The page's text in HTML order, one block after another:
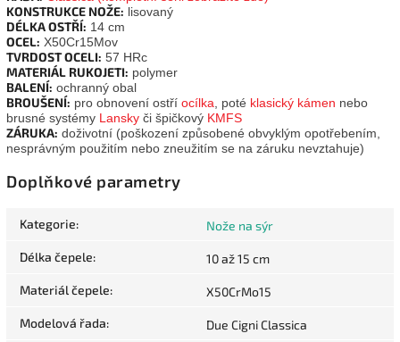
KONSTRUKCE NOŽE: lisovaný
DÉLKA OSTŘÍ: 14 cm
OCEL: X50Cr15Mov
TVRDOST OCELI: 57 HRc
MATERIÁL RUKOJETI: polymer
BALENÍ: ochranný obal
BROUŠENÍ: pro obnovení ostří ocílka , poté klasický kámen nebo
brusné systémy Lansky či špičkový KMFS
ZÁRUKA: doživotní (poškození způsobené obvyklým opotřebením,
nesprávným použitím nebo zneužitím se na záruku nevztahuje)
Doplňkové parametry
Kategorie: Nože na sýr
Délka čepele: 10 až 15 cm
Materiál čepele: X50CrMo15
Modelová řada: Due Cigni Classica